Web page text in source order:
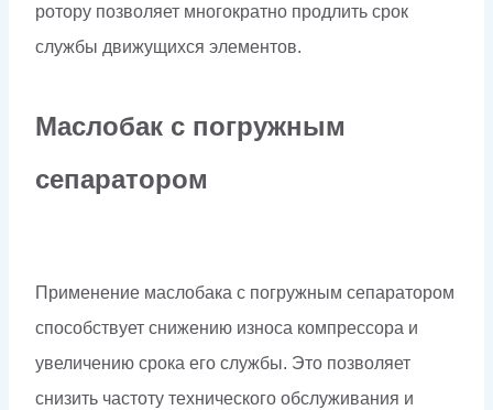
ротору позволяет многократно продлить срок
службы движущихся элементов.
Маслобак с погружным
сепаратором
Применение маслобака с погружным сепаратором
способствует снижению износа компрессора и
увеличению срока его службы. Это позволяет
снизить частоту технического обслуживания и